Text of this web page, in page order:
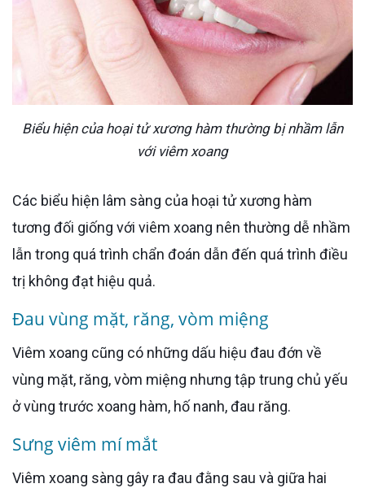
Biểu hiện của hoại tử xương hàm thường bị nhầm lẫn
với viêm xoang
Các biểu hiện lâm sàng của hoại tử xương hàm
tương đối giống với viêm xoang nên thường dễ nhầm
lẫn trong quá trình chẩn đoán dẫn đến quá trình điều
trị không đạt hiệu quả.
Đau vùng mặt, răng, vòm miệng
Viêm xoang cũng có những dấu hiệu đau đớn về
vùng mặt, răng, vòm miệng nhưng tập trung chủ yếu
ở vùng trước xoang hàm, hố nanh, đau răng.
Sưng viêm mí mắt
Viêm xoang sàng gây ra đau đằng sau và giữa hai